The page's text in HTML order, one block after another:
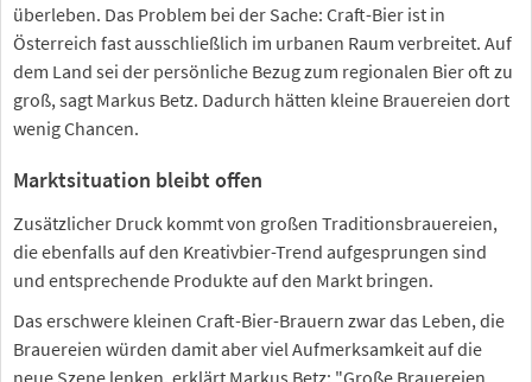
überleben. Das Problem bei der Sache: Craft-Bier ist in
Österreich fast ausschließlich im urbanen Raum verbreitet. Auf
dem Land sei der persönliche Bezug zum regionalen Bier oft zu
groß, sagt Markus Betz. Dadurch hätten kleine Brauereien dort
wenig Chancen.
Marktsituation bleibt offen
Zusätzlicher Druck kommt von großen Traditionsbrauereien,
die ebenfalls auf den Kreativbier-Trend aufgesprungen sind
und entsprechende Produkte auf den Markt bringen.
Das erschwere kleinen Craft-Bier-Brauern zwar das Leben, die
Brauereien würden damit aber viel Aufmerksamkeit auf die
neue Szene lenken, erklärt Markus Betz: "Große Brauereien